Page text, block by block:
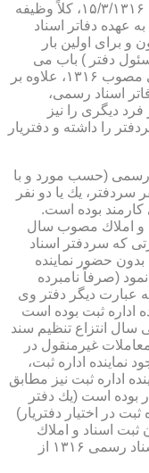
با وضع قانون دفاتر اسناد رسمی در مورخه ۱۵/۳/۱۳۱۶، كلاً وظیفه
عهده دفاتر اسناد
برای اولین بار
دفتر ) باب می
شود. قانونگذار در قانون دفاتر اسناد رسمی مصوب ۱۳۱۶، علاوه بر
اسناد رسمی،
دیگری را نیز
را داشته و دفتریار
دفاتر اسناد رسمی (حسب مورد و با
یك یا دو نفر
كارمند بوده است.
و املاك مصوب سال
تا سال ۱۳۱۶، در صورتی كه سردفتر اسناد
حضور نماینده
(صرفاً نامبرده
عبارت دیگر دفتر وی
اداره ثبت بوده است
تاریخ به بعد، (ازسال ۱۳۱۶، یعنی سال انتزاع تنظیم سند
غیرمنقول در
نماینده اداره ثبت،
اداره ثبت نیز مطابق
بوده است (یك دفتر
در اختیار دفتریار)
ثبت اسناد و املاك
مصوب ۱۳۱۰ از یك طرف و قانون دفاتر اسناد رسمی ۱۳۱۶ از